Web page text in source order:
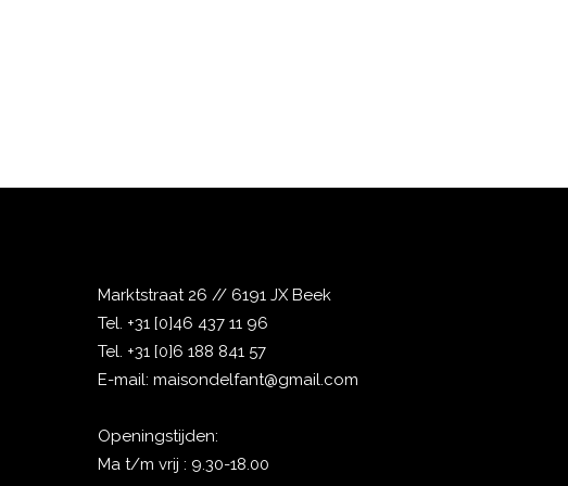
Marktstraat 26 // 6191 JX Beek
Tel. +31 [0]46 437 11 96
Tel. +31 [0]6 188 841 57
E-mail: maisondelfant@gmail.com
Openingstijden:
Ma t/m vrij : 9.30-18.00